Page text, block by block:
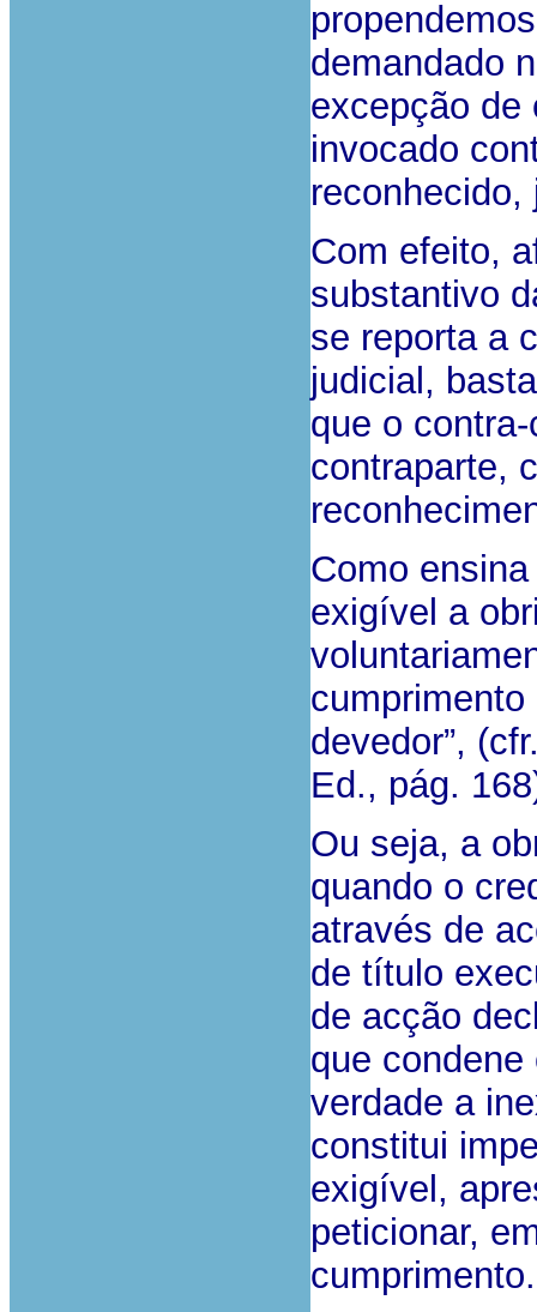
demandado
excepção de
invocado
Com efeito,
substantivo
se reporta a
judicial,
que o
contraparte,
Como
exigível a
devedor”,
Ed., pág.
Ou seja, a
quando o
através de
de título
de acção
que
verdade a
constitui
exigível,
peticionar,
cumprimento.